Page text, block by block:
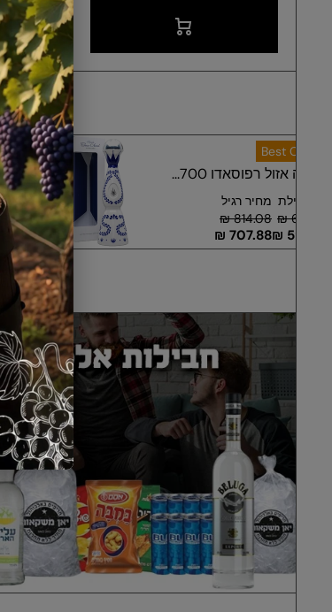
Best Choice
ג'יימסון 1 ליטר
מחיר אילת
119.90 ₪
99.90 ₪
מחיר רגיל
141.48 ₪
117.88 ₪